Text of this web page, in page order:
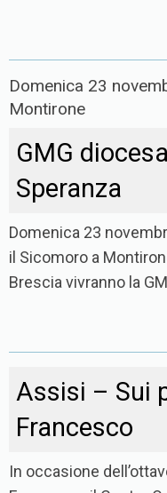
Domenica 23
Montirone
GMG
Speranza
Domenica 23
il Sicomoro a
Brescia vivranno la
Assisi – Sui
Francesco
In occasione